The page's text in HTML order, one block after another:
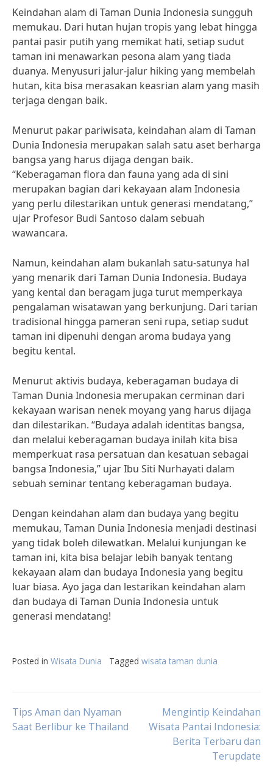
Keindahan alam di Taman Dunia Indonesia sungguh
memukau. Dari hutan hujan tropis yang lebat hingga
pantai pasir putih yang memikat hati, setiap sudut
taman ini menawarkan pesona alam yang tiada
duanya. Menyusuri jalur-jalur hiking yang membelah
hutan, kita bisa merasakan keasrian alam yang masih
terjaga dengan baik.
Menurut pakar pariwisata, keindahan alam di Taman
Dunia Indonesia merupakan salah satu aset berharga
bangsa yang harus dijaga dengan baik.
“Keberagaman flora dan fauna yang ada di sini
merupakan bagian dari kekayaan alam Indonesia
yang perlu dilestarikan untuk generasi mendatang,”
ujar Profesor Budi Santoso dalam sebuah
wawancara.
Namun, keindahan alam bukanlah satu-satunya hal
yang menarik dari Taman Dunia Indonesia. Budaya
yang kental dan beragam juga turut memperkaya
pengalaman wisatawan yang berkunjung. Dari tarian
tradisional hingga pameran seni rupa, setiap sudut
taman ini dipenuhi dengan aroma budaya yang
begitu kental.
Menurut aktivis budaya, keberagaman budaya di
Taman Dunia Indonesia merupakan cerminan dari
kekayaan warisan nenek moyang yang harus dijaga
dan dilestarikan. “Budaya adalah identitas bangsa,
dan melalui keberagaman budaya inilah kita bisa
memperkuat rasa persatuan dan kesatuan sebagai
bangsa Indonesia,” ujar Ibu Siti Nurhayati dalam
sebuah seminar tentang keberagaman budaya.
Dengan keindahan alam dan budaya yang begitu
memukau, Taman Dunia Indonesia menjadi destinasi
yang tidak boleh dilewatkan. Melalui kunjungan ke
taman ini, kita bisa belajar lebih banyak tentang
kekayaan alam dan budaya Indonesia yang begitu
luar biasa. Ayo jaga dan lestarikan keindahan alam
dan budaya di Taman Dunia Indonesia untuk
generasi mendatang!
Posted in Wisata Dunia Tagged wisata taman dunia
Post
Tips Aman dan Nyaman
Saat Berlibur ke Thailand
Mengintip Keindahan
Wisata Pantai Indonesia:
Berita Terbaru dan
Terupdate